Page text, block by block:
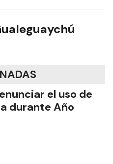
el uso de
durante Año